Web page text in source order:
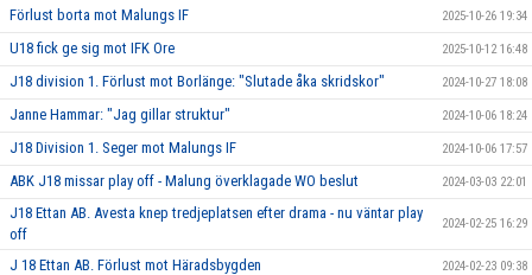
Förlust borta mot Malungs IF 2025-10-26 19:34
U18 fick ge sig mot IFK Ore 2025-10-12 16:48
J18 division 1. Förlust mot Borlänge: "Slutade åka skridskor" 2024-10-27 18:08
Janne Hammar: "Jag gillar struktur" 2024-10-06 18:24
J18 Division 1. Seger mot Malungs IF 2024-10-06 17:57
ABK J18 missar play off - Malung överklagade WO beslut 2024-03-03 22:01
J18 Ettan AB. Avesta knep tredjeplatsen efter drama - nu väntar play
off
2024-02-25 16:29
J 18 Ettan AB. Förlust mot Häradsbygden 2024-02-23 09:38